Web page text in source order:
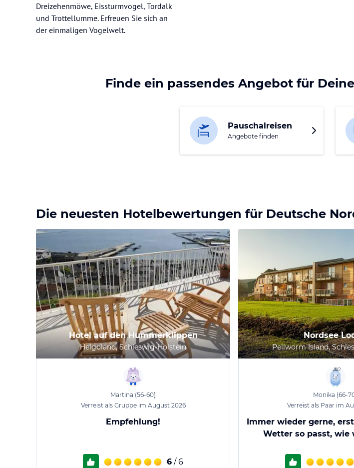
Dreizehenmöwe, Eissturmvogel, Tordalk
und Trottellumme. Erfreuen Sie sich an
der einmaligen Vogelwelt.
Finde ein passendes Angebot für
Pauschalreisen
Angebote finden
Die neuesten Hotelbewertungen für Deutsche
Hotel auf den Hummerklippen
Helgoland, Schleswig-Holstein
Martina (56-60)
Verreist als Gruppe im August 2026
Empfehlung!
6 / 6
Nordsee
Pellworm Island,
Monika (66-
Verreist als Paar im
Immer wieder gerne,
Wetter so passt, wie